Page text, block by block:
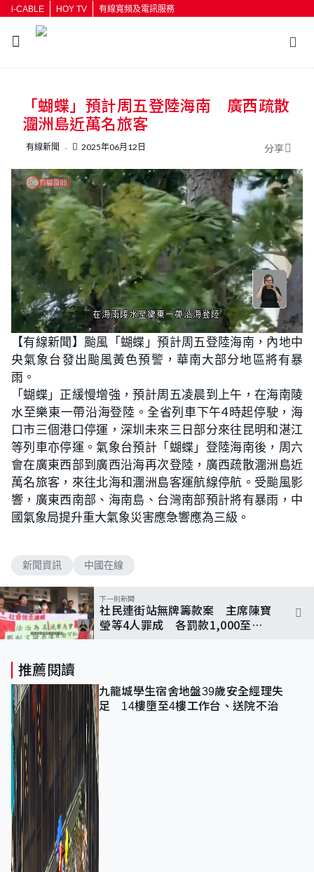
i-CABLE HOY TV 有線寬頻及電訊服務
按輸入鍵開始搜尋
「蝴蝶」預計周五登陸海南 廣西疏散
潿洲島近萬名旅客
有線新聞 2025年06月12日 分享
n
m
t
e
L
o
e
d
6
.
5
5
【有線新聞】颱風「蝴蝶」預計周五登陸海南，內地中
央氣象台發出颱風黃色預警，華南大部分地區將有暴
雨。
「蝴蝶」正緩慢增強，預計周五凌晨到上午，在海南陵
水至樂東一帶沿海登陸。全省列車下午4時起停駛，海
口市三個港口停運，深圳未來三日部分來往昆明和湛江
等列車亦停運。氣象台預計「蝴蝶」登陸海南後，周六
會在廣東西部到廣西沿海再次登陸，廣西疏散潿洲島近
萬名旅客，來往北海和潿洲島客運航線停航。受颱風影
響，廣東西南部、海南島、台灣南部預計將有暴雨，中
國氣象局提升重大氣象災害應急響應為三級。
新聞資訊 中國在線
下一則新聞
社民連街站無牌籌款案 主席陳寶
瑩等4人罪成 各罰款1,000至
推薦閱讀
九龍城學生宿舍地盤39歲安全經理失
足 14樓墮至4樓工作台、送院不治